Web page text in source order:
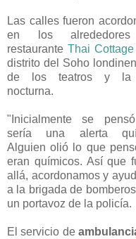
Las calles fueron
en los
restaurante Thai Cottage
distrito del Soho
de los teatros y la
nocturna.
"Inicialmente se
sería una alerta
Alguien olió lo que
eran químicos. Así que
allá, acordonamos y
a la brigada de
un portavoz de la policía.
El servicio de